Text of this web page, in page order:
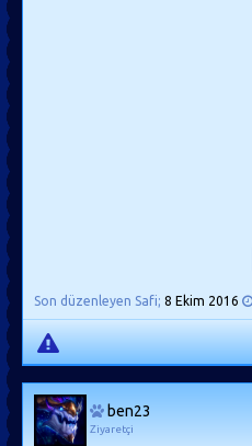
Son düzenleyen Safi; 8 Ekim 2016
ben23
Ziyaretçi